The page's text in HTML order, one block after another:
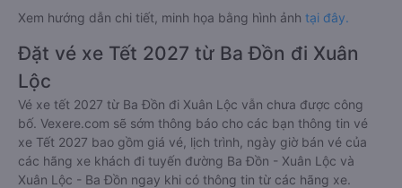
Xem hướng dẫn chi tiết, minh họa bằng hình ảnh tại đây.
Đặt vé xe Tết 2027 từ Ba Đồn đi Xuân
Lộc
Vé xe tết 2027 từ Ba Đồn đi Xuân Lộc vẫn chưa được công
bố. Vexere.com sẽ sớm thông báo cho các bạn thông tin vé
xe Tết 2027 bao gồm giá vé, lịch trình, ngày giờ bán vé của
các hãng xe khách đi tuyến đường Ba Đồn - Xuân Lộc và
Xuân Lộc - Ba Đồn ngay khi có thông tin từ các hãng xe.